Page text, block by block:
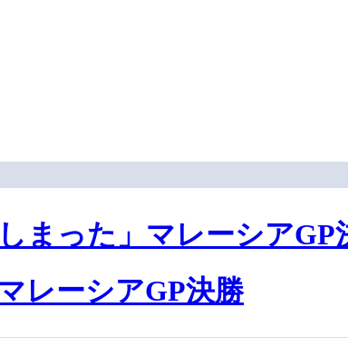
まった」マレーシアGP
レーシアGP決勝